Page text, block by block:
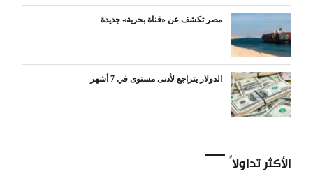
مصر تكشف عن «قناة بحرية» جديدة
الدولار يتراجع لأدنى مستوى في 7 أشهر
الأكثر تداولاً